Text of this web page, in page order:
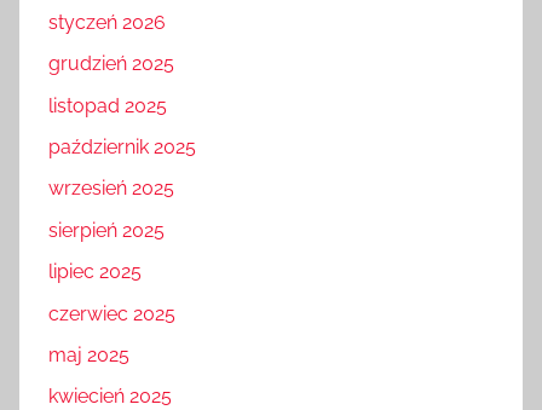
styczeń 2026
grudzień 2025
listopad 2025
październik 2025
wrzesień 2025
sierpień 2025
lipiec 2025
czerwiec 2025
maj 2025
kwiecień 2025